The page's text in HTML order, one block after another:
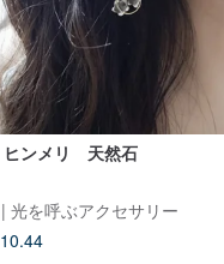
ンメリ 天然石
光を呼ぶアクセサリー